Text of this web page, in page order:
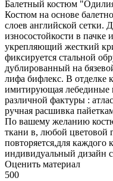
Балетный костюм
Костюм на основе
слоев английской сетки.
износостойкости в пачке
укрепляющий жесткий
фиксируется стальной
дублированный на
лифа бифлекс. В отделке
имитирующая лебединые
различной фактуры :
ручная расшивка
По вашему желанию
ткани в, любой цветовой
повторяется,для каждого
индивидуальный дизайн
Оценить материал
500